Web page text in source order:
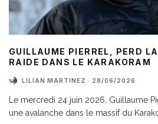
GUILLAUME PIERREL, PERD
RAIDE DANS LE KARAKORAM
LILIAN MARTINEZ · 28/06/2026
Le mercredi 24 juin 2026, Guillaume
une avalanche dans le massif du